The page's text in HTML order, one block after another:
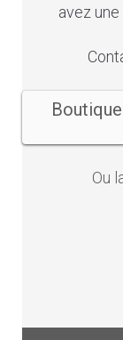
avez une
Ou